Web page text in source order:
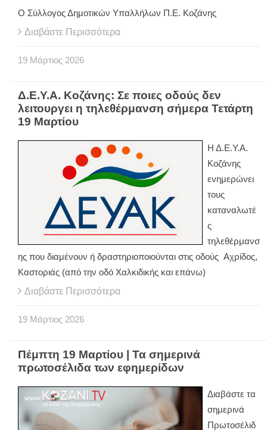
Ο Σύλλογος Δημοτικών Υπαλλήλων Π.Ε. Κοζάνης
Διαβάστε Περισσότερα
19 Μάρτιος 2026
Δ.Ε.Υ.Α. Κοζάνης: Σε ποιες οδούς δεν
λειτουργει η τηλεθέρμανση σήμερα Τετάρτη
19 Μαρτίου
Η Δ.Ε.Υ.Α.
Κοζάνης
ενημερώνει
τους
καταναλωτέ
ς
τηλεθέρμανσ
ης που διαμένουν ή δραστηριοποιούνται στις οδούς Αχρίδος,
Καστοριάς (από την οδό Χαλκιδικής και επάνω)
Διαβάστε Περισσότερα
19 Μάρτιος 2026
Πέμπτη 19 Μαρτίου | Τα σημερινά
πρωτοσέλιδα των εφημερίδων
Διαβάστε τα
σημερινά
Πρωτοσέλιδ